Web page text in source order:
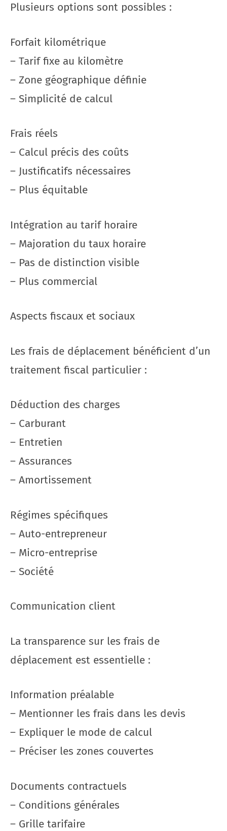
Plusieurs options sont possibles :
Forfait kilométrique
– Tarif fixe au kilomètre
– Zone géographique définie
– Simplicité de calcul
Frais réels
– Calcul précis des coûts
– Justificatifs nécessaires
– Plus équitable
Intégration au tarif horaire
– Majoration du taux horaire
– Pas de distinction visible
– Plus commercial
Aspects fiscaux et sociaux
Les frais de déplacement bénéficient d’un
traitement fiscal particulier :
Déduction des charges
– Carburant
– Entretien
– Assurances
– Amortissement
Régimes spécifiques
– Auto-entrepreneur
– Micro-entreprise
– Société
Communication client
La transparence sur les frais de
déplacement est essentielle :
Information préalable
– Mentionner les frais dans les devis
– Expliquer le mode de calcul
– Préciser les zones couvertes
Documents contractuels
– Conditions générales
– Grille tarifaire